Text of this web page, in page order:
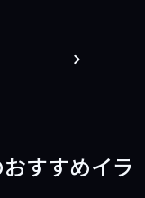
すすめイラ